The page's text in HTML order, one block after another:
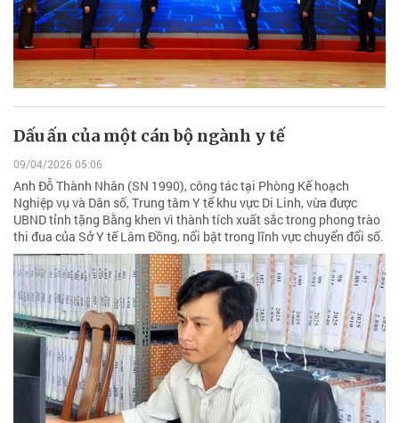
Dấu ấn của một cán bộ ngành y tế
09/04/2026 05:06
Anh Đỗ Thành Nhân (SN 1990), công tác tại Phòng Kế hoạch
Nghiệp vụ và Dân số, Trung tâm Y tế khu vực Di Linh, vừa được
UBND tỉnh tặng Bằng khen vì thành tích xuất sắc trong phong trào
thi đua của Sở Y tế Lâm Đồng, nổi bật trong lĩnh vực chuyển đổi số.